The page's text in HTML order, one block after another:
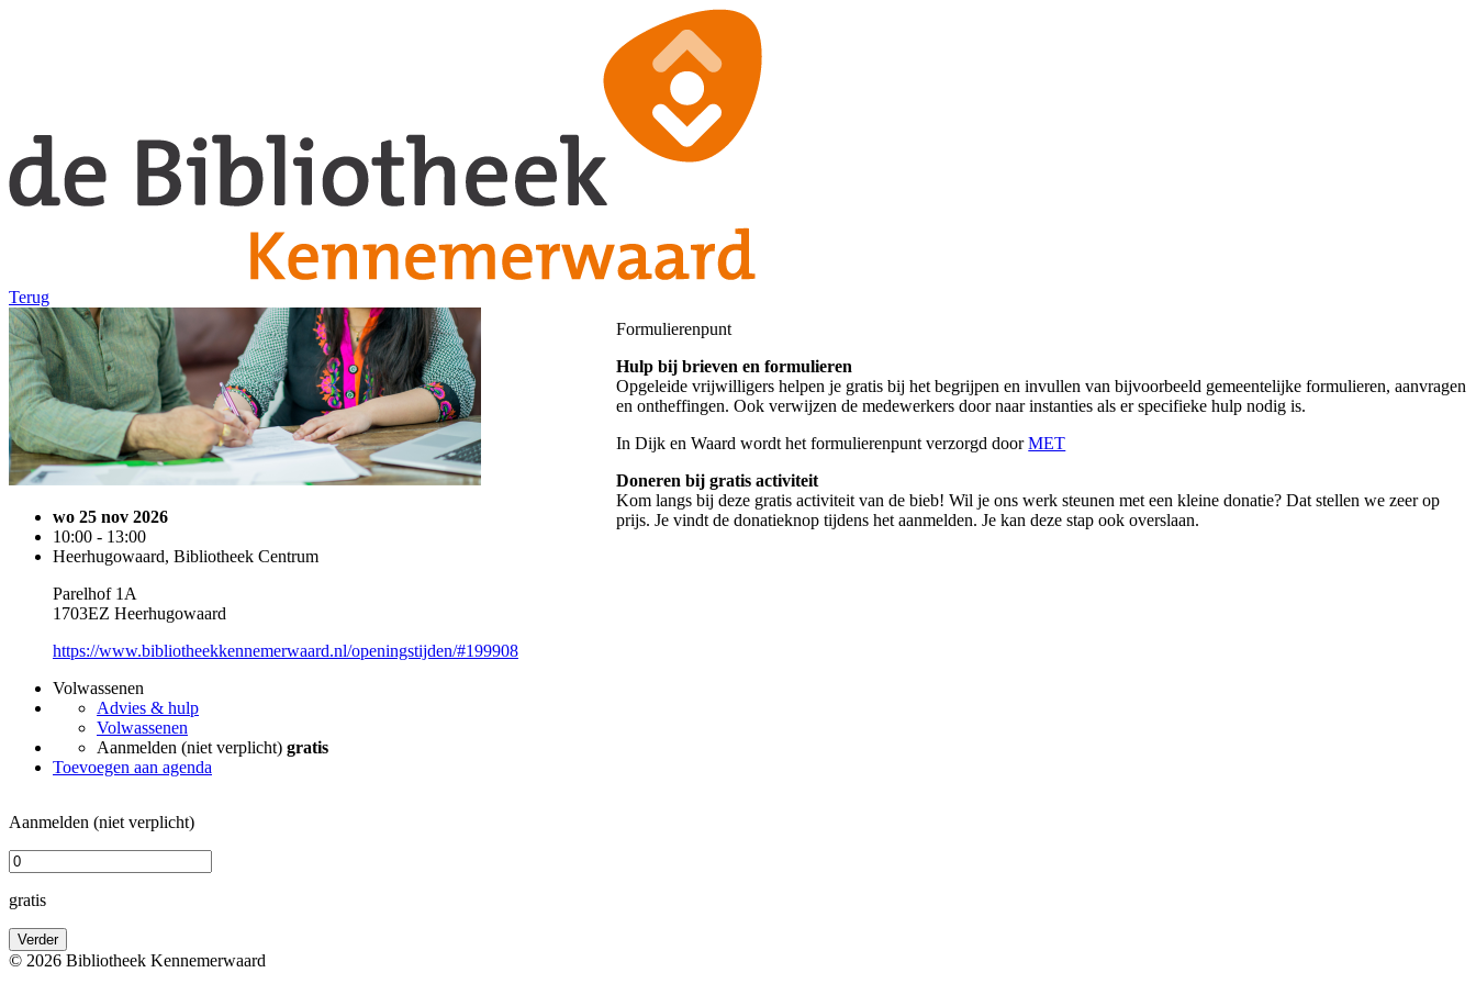
Terug
wo 25 nov 2026
10:00 - 13:00
Heerhugowaard, Bibliotheek Centrum
Parelhof 1A
1703EZ Heerhugowaard
https://www.bibliotheekkennemerwaard.nl/openingstijden/#199908
Volwassenen
Advies & hulp
Volwassenen
Aanmelden (niet verplicht) gratis
Toevoegen aan agenda
Formulierenpunt
Hulp bij brieven en formulieren
Opgeleide vrijwilligers helpen je gratis bij het begrijpen en invullen van bijvoorbeeld gemeentelijke formulieren, aanvragen
en ontheffingen. Ook verwijzen de medewerkers door naar instanties als er specifieke hulp nodig is.
In Dijk en Waard wordt het formulierenpunt verzorgd doorMET
Doneren bij gratis activiteit
Kom langs bij deze gratis activiteit van de bieb! Wil je ons werk steunen met een kleine donatie? Dat stellen we zeer op
prijs. Je vindt de donatieknop tijdens het aanmelden. Je kan deze stap ook overslaan.
Aanmelden (niet verplicht)
gratis
Verder
© 2026 Bibliotheek Kennemerwaard